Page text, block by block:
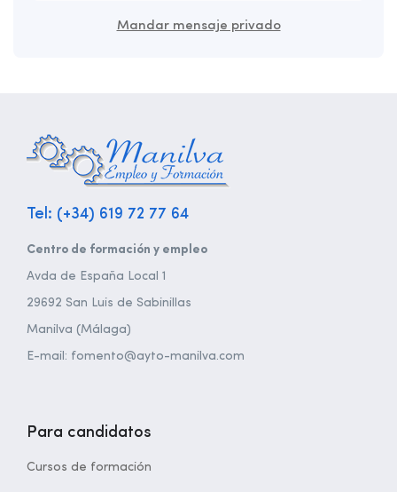
Mandar mensaje privado
Tel: (+34) 619 72 77 64
Centro de formación y empleo
Avda de España Local 1
29692 San Luis de Sabinillas
Manilva (Málaga)
E-mail: fomento@ayto-manilva.com
Para candidatos
Cursos de formación